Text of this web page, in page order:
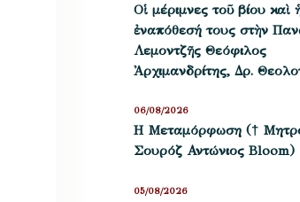
Οἱ μέριμνες τοῦ βίου καὶ
ἐναπόθεσή τους στὴν
Λεμοντζῆς Θεόφιλος
Ἀρχιμανδρίτης, Δρ.
Η Μεταμόρφωση (†
Σουρόζ Αντώνιος Bloom)
06/08/2026
05/08/2026